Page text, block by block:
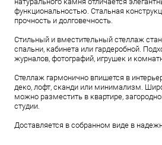
функциональностью. Стальная
прочность и долговечность.
Стильный и вместительный стеллаж
спальни, кабинета или гардеробной.
журналов, фотографий, игрушек и
Стеллаж гармонично впишется в
деко, лофт, сканди или минимализм.
можно разместить в квартире,
студии.
Доставляется в собранном виде в